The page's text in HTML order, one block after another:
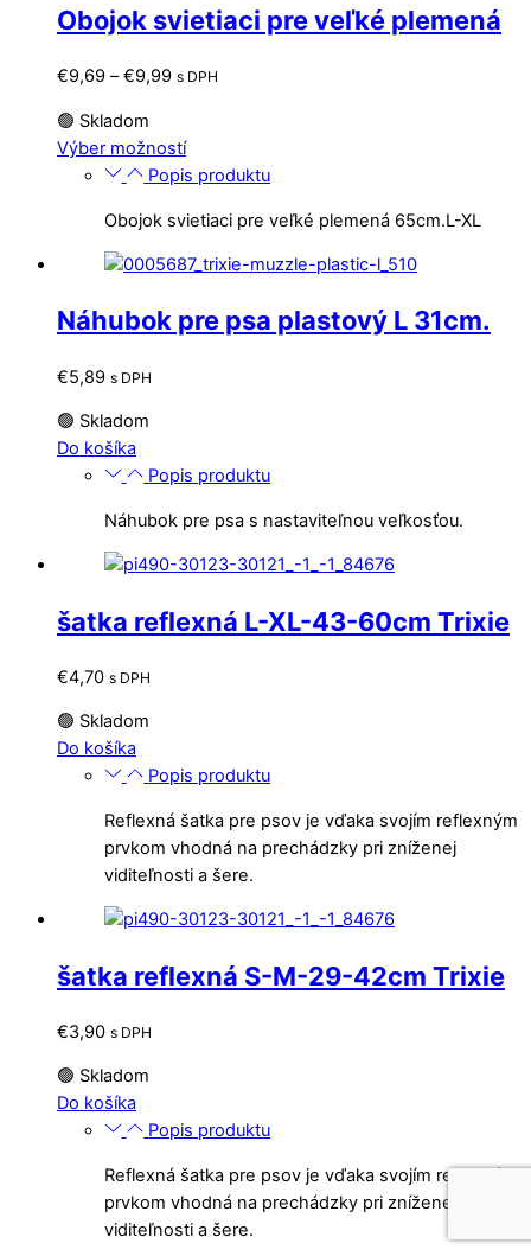
Obojok svietiaci pre veľké plemená
€9,69 – €9,99Price
through
€9,99
s DPH
🟢 Skladom
Výber možnostíTento
produkt
viacero
variantov.
si
môžete
Popis produktu
Obojok svietiaci pre veľké plemená 65cm.L-XL
Náhubok pre psa plastový L 31cm.
€5,89 s DPH
🟢 Skladom
Do košíka
Popis produktu
Náhubok pre psa s nastaviteľnou veľkosťou.
šatka reflexná L-XL-43-60cm Trixie
€4,70 s DPH
🟢 Skladom
Do košíka
Popis produktu
Reflexná šatka pre psov je vďaka svojím reflexným
prvkom vhodná na prechádzky pri zníženej
viditeľnosti a šere.
šatka reflexná S-M-29-42cm Trixie
€3,90 s DPH
🟢 Skladom
Do košíka
Popis produktu
Reflexná šatka pre psov je vďaka svojím reflexným
prvkom vhodná na prechádzky pri zníženej
viditeľnosti a šere.